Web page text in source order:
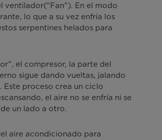
ventilador("Fan"). En el modo
lo que a su vez enfría los
serpentines helados para
el compresor, la parte del
sigue dando vueltas, jalando
proceso crea un ciclo
el aire no se enfría ni se
un lado a otro.
aire acondicionado para